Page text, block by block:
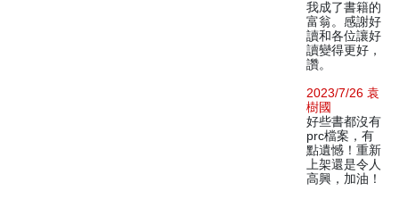
我成了書籍的
富翁。感謝好
讀和各位讓好
讀變得更好，
讚。
2023/7/26 袁
樹國
好些書都沒有
prc檔案，有
點遺憾！重新
上架還是令人
高興，加油！